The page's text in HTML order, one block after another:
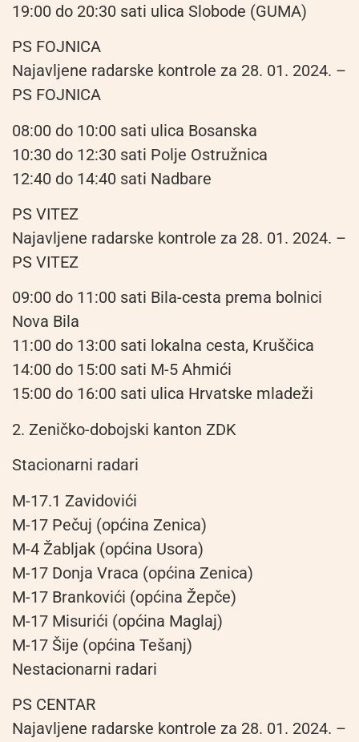
19:00 do 20:30 sati ulica Slobode (GUMA)
PS FOJNICA
Najavljene radarske kontrole za 28. 01. 2024. –
PS FOJNICA
08:00 do 10:00 sati ulica Bosanska
10:30 do 12:30 sati Polje Ostružnica
12:40 do 14:40 sati Nadbare
PS VITEZ
Najavljene radarske kontrole za 28. 01. 2024. –
PS VITEZ
09:00 do 11:00 sati Bila-cesta prema bolnici
Nova Bila
11:00 do 13:00 sati lokalna cesta, Kruščica
14:00 do 15:00 sati M-5 Ahmići
15:00 do 16:00 sati ulica Hrvatske mladeži
2. Zeničko-dobojski kanton ZDK
Stacionarni radari
M-17.1 Zavidovići
M-17 Pečuj (općina Zenica)
M-4 Žabljak (općina Usora)
M-17 Donja Vraca (općina Zenica)
M-17 Brankovići (općina Žepče)
M-17 Misurići (općina Maglaj)
M-17 Šije (općina Tešanj)
Nestacionarni radari
PS CENTAR
Najavljene radarske kontrole za 28. 01. 2024. –